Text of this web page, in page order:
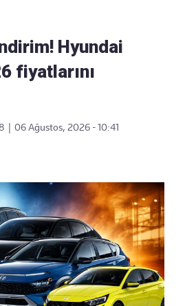
Hyundai
fiyatlarını
06 Ağustos, 2026 - 10:41